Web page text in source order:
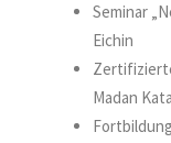
Seminar
Eichin
Madan